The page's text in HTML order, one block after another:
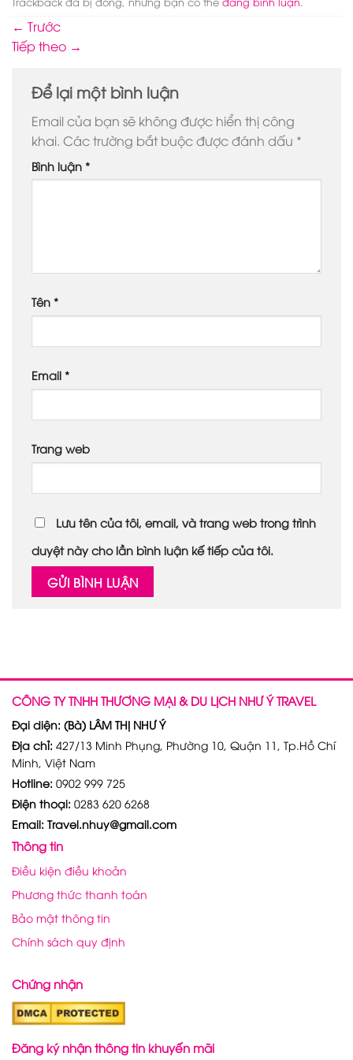
← Trước
Tiếp theo →
Để lại một bình luận
Email của bạn sẽ không được hiển thị công
khai. Các trường bắt buộc được đánh dấu *
Bình luận *
Tên *
Email *
Trang web
Lưu tên của tôi, email, và trang web trong trình
duyệt này cho lần bình luận kế tiếp của tôi.
CÔNG TY TNHH THƯƠNG MẠI & DU LỊCH NHƯ Ý TRAVEL
Đại diện: (Bà) LÂM THỊ NHƯ Ý
Địa chỉ: 427/13 Minh Phụng, Phường 10, Quận 11, Tp.Hồ Chí
Minh, Việt Nam
Hotline: 0902 999 725
Điện thoại: 0283 620 6268
Email: Travel.nhuy@gmail.com
Thông tin
Điều kiện điều khoản
Phương thức thanh toán
Bảo mật thông tin
Chính sách quy định
Chứng nhận
Đăng ký nhận thông tin khuyến mãi